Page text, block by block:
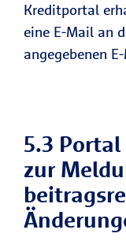
Kreditportal
eine E-Mail an
angegebenen
5.3
zur